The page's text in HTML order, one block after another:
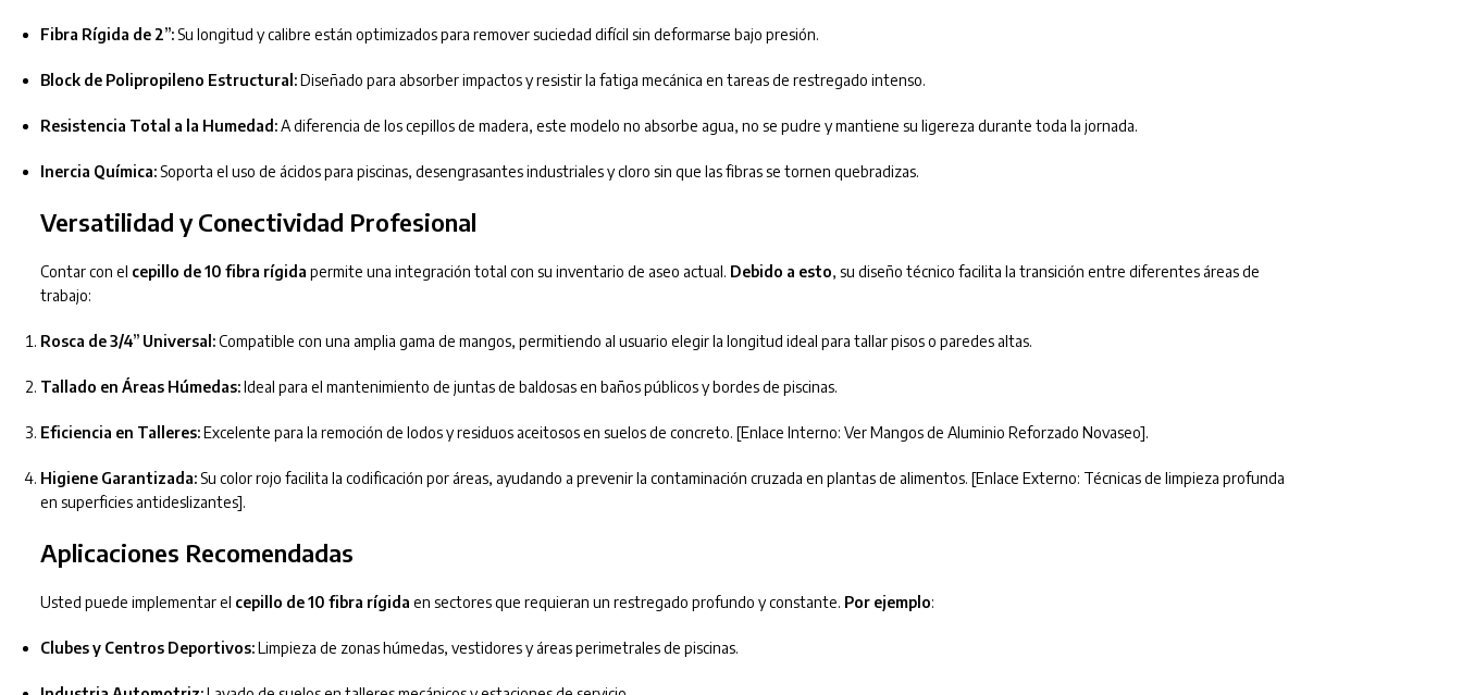
Fibra Rígida de 2”:Su longitud y calibre están optimizados para remover suciedad difícil sin deformarse bajo presión.
Block de Polipropileno Estructural:Diseñado para absorber impactos y resistir la fatiga mecánica en tareas de restregado intenso.
Resistencia Total a la Humedad:A diferencia de los cepillos de madera, este modelo no absorbe agua, no se pudre y mantiene su ligereza durante toda la jornada.
Inercia Química:Soporta el uso de ácidos para piscinas, desengrasantes industriales y cloro sin que las fibras se tornen quebradizas.
Versatilidad y Conectividad Profesional
Contar con el cepillo de 10 fibra rígida permite una integración total con su inventario de aseo actual. Debido a esto, su diseño técnico facilita la transición entre diferentes áreas de
trabajo:
Rosca de 3/4” Universal:Compatible con una amplia gama de mangos, permitiendo al usuario elegir la longitud ideal para tallar pisos o paredes altas.
Tallado en Áreas Húmedas:Ideal para el mantenimiento de juntas de baldosas en baños públicos y bordes de piscinas.
Eficiencia en Talleres:Excelente para la remoción de lodos y residuos aceitosos en suelos de concreto. [Enlace Interno: Ver Mangos de Aluminio Reforzado Novaseo].
Higiene Garantizada:Su color rojo facilita la codificación por áreas, ayudando a prevenir la contaminación cruzada en plantas de alimentos. [Enlace Externo: Técnicas de limpieza profunda
en superficies antideslizantes].
Aplicaciones Recomendadas
Usted puede implementar el cepillo de 10 fibra rígida en sectores que requieran un restregado profundo y constante. Por ejemplo:
Clubes y Centros Deportivos:Limpieza de zonas húmedas, vestidores y áreas perimetrales de piscinas.